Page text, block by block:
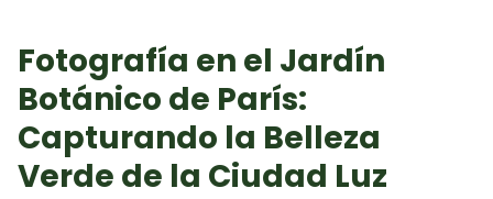
Fotografía en el Jardín
Botánico de París:
Capturando la Belleza
Verde de la Ciudad Luz